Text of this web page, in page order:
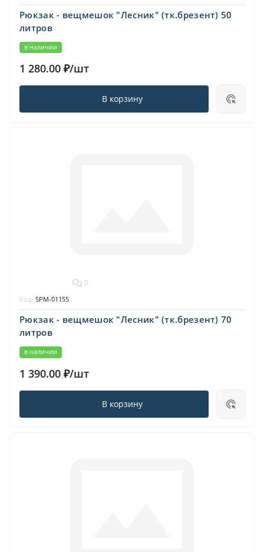
Рюкзак - вещмешок "Лесник" (тк.брезент) 50
литров
в наличии
1 280.00 ₽/шт
В корзину
0
Рюкзак - вещмешок "Лесник" (тк.брезент) 70
литров
в наличии
Код: SPM-01155
1 390.00 ₽/шт
В корзину